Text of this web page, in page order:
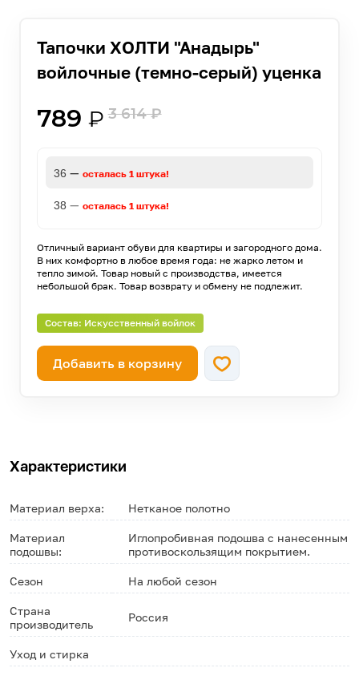
Тапочки ХОЛТИ "Анадырь"
войлочные (темно-серый) уценка
789 ₽ 3 614₽
36 — осталась 1 штука!
38 — осталась 1 штука!
Отличный вариант обуви для квартиры и загородного дома.
В них комфортно в любое время года: не жарко летом и
тепло зимой. Товар новый с производства, имеется
небольшой брак. Товар возврату и обмену не подлежит.
Состав: Искусственный войлок
Добавить в корзину
Характеристики
Материал верха: Нетканое полотно
Материал
подошвы:
Иглопробивная подошва с нанесенным
противоскользящим покрытием.
Сезон На любой сезон
Страна
производитель
Россия
Уход и стирка